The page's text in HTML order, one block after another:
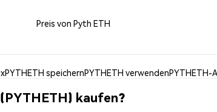
Preis von Pyth ETH
PYTHETH speichernPYTHETH verwendenPYTHETH-
kaufen?